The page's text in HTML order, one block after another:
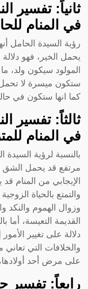
ثانياً: تفسير
في المنام
رؤية السيدة الحامل
يحمل الخير، فهو
المولود سيكون ولد،
ستكون ميسرة لا
كما انها ستكون في
ثالثاً: تفسير
في المنام
بالنسبة لرؤية
مرتفع قد يحمل الشق
الإيجابي من المنام
والتمتع بالحياة
وزوال الهموم والنكد
القديمة التعيسة، أما
دلالة على تغيير
والخلافات التي تعاني
على مرض أحد
رابعاً: تفسير